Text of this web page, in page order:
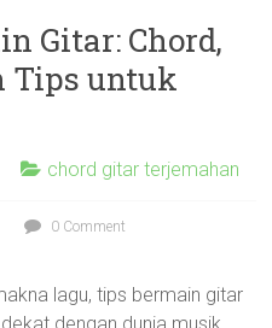
Gitar: Chord,
Tips untuk
chord gitar terjemahan
0 Comment
lagu, tips bermain gitar